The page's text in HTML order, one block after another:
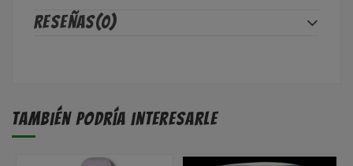
Reseñas(0)
También podría interesarle